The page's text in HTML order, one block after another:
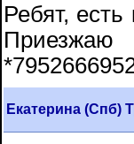
Ребят,
Приезжаю
Екатерина (Спб)